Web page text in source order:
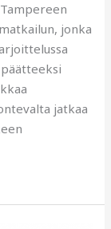
jonka
jatkaa